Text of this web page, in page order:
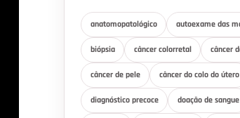
anatomopatológico autoexame das
biópsia câncer colorretal câncer
câncer de pele câncer do colo do útero
diagnóstico precoce doação de sangue